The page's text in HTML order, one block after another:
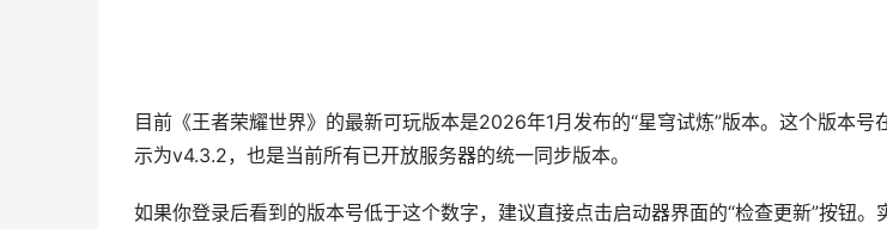
目前《王者荣耀世界》的最新可玩版本是2026年1月发布的“星穹试炼”版本。这个版本号
示为v4.3.2，也是当前所有已开放服务器的统一同步版本。
如果你登录后看到的版本号低于这个数字，建议直接点击启动器界面的“检查更新”按钮